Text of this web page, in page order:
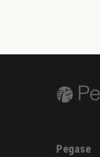
Pegase